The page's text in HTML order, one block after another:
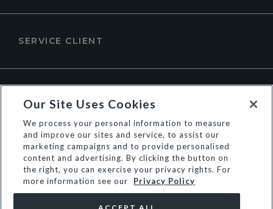
SERVICE CLIENT
Our Site Uses Cookies
We process your personal information to measure
and improve our sites and service, to assist our
marketing campaigns and to provide personalised
content and advertising. By clicking the button on
the right, you can exercise your privacy rights. For
more information see our
Privacy Policy